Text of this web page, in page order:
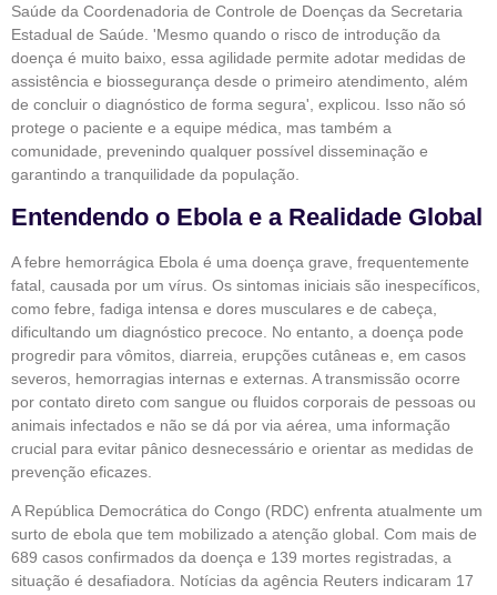
Saúde da Coordenadoria de Controle de Doenças da Secretaria
Estadual de Saúde. 'Mesmo quando o risco de introdução da
doença é muito baixo, essa agilidade permite adotar medidas de
assistência e biossegurança desde o primeiro atendimento, além
de concluir o diagnóstico de forma segura', explicou. Isso não só
protege o paciente e a equipe médica, mas também a
comunidade, prevenindo qualquer possível disseminação e
garantindo a tranquilidade da população.
Entendendo o Ebola e a Realidade Global
A febre hemorrágica Ebola é uma doença grave, frequentemente
fatal, causada por um vírus. Os sintomas iniciais são inespecíficos,
como febre, fadiga intensa e dores musculares e de cabeça,
dificultando um diagnóstico precoce. No entanto, a doença pode
progredir para vômitos, diarreia, erupções cutâneas e, em casos
severos, hemorragias internas e externas. A transmissão ocorre
por contato direto com sangue ou fluidos corporais de pessoas ou
animais infectados e não se dá por via aérea, uma informação
crucial para evitar pânico desnecessário e orientar as medidas de
prevenção eficazes.
A República Democrática do Congo (RDC) enfrenta atualmente um
surto de ebola que tem mobilizado a atenção global. Com mais de
689 casos confirmados da doença e 139 mortes registradas, a
situação é desafiadora. Notícias da agência Reuters indicaram 17